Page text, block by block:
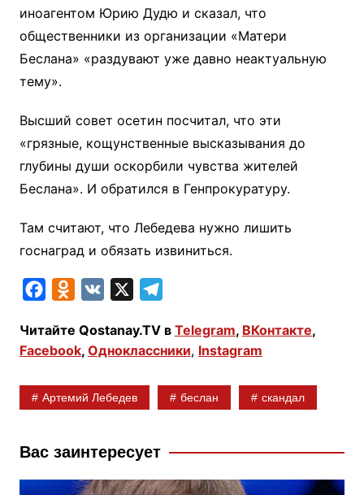
иноагентом Юрию Дудю и сказал, что
общественники из организации «Матери
Беслана» «раздувают уже давно неактуальную
тему».
Высший совет осетин посчитал, что эти
«грязные, кощунственные высказывания до
глубины души оскорбили чувства жителей
Беслана». И обратился в Генпрокуратуру.
Там считают, что Лебедева нужно лишить
госнаград и обязать извиниться.
c
e
o
k
n
o
l
s
l
e
m
Читайте Qostanay.TV в Telegram, ВКонтакте,
Facebook, Одноклассники, Instagram
Артемий Лебедев беслан скандал
Вас заинтересует